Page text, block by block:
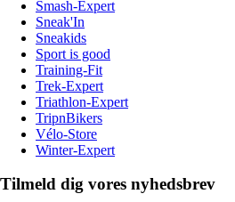
Smash-Expert
Sneak'In
Sneakids
Sport is good
Training-Fit
Trek-Expert
Triathlon-Expert
TripnBikers
Vélo-Store
Winter-Expert
Tilmeld dig vores nyhedsbrev